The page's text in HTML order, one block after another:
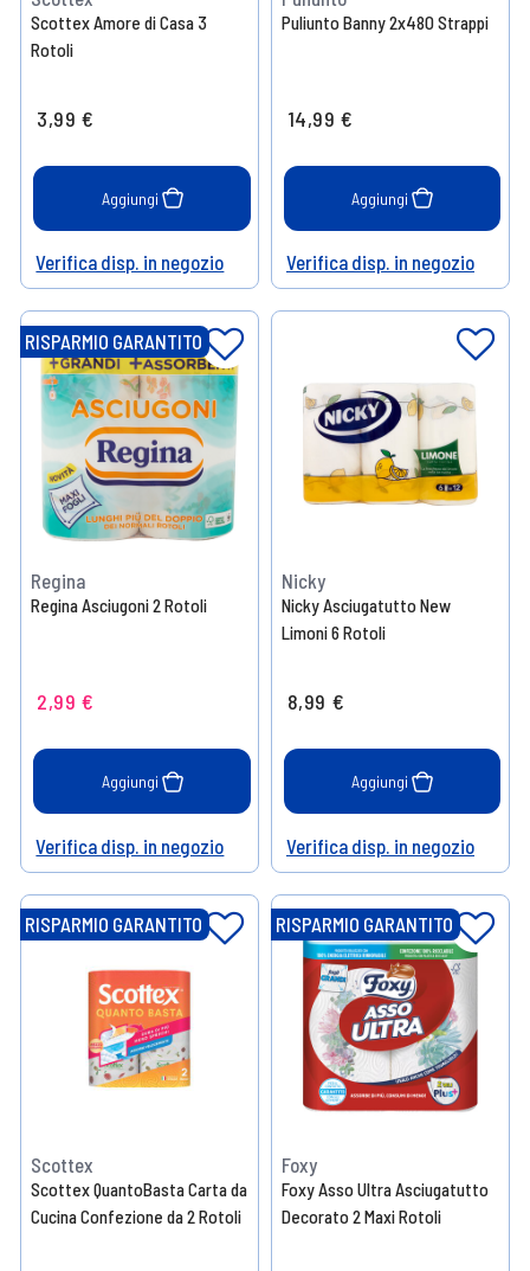
Scottex Amore di Casa 3
Rotoli
3,99 €
Aggiungi
Help
Verifica disp. in negozio
Puliunto Banny 2x480 Strappi
14,99 €
Aggiungi
Help
Verifica disp. in negozio
RISPARMIO GARANTITO
Regina
Regina Asciugoni 2 Rotoli
2,99 €
Aggiungi
Help
Verifica disp. in negozio
Nicky
Nicky Asciugatutto New
Limoni 6 Rotoli
8,99 €
Aggiungi
Help
Verifica disp. in negozio
RISPARMIO GARANTITO
Scottex
Scottex QuantoBasta Carta da
Cucina Confezione da 2 Rotoli
RISPARMIO GARANTITO
Foxy
Foxy Asso Ultra Asciugatutto
Decorato 2 Maxi Rotoli